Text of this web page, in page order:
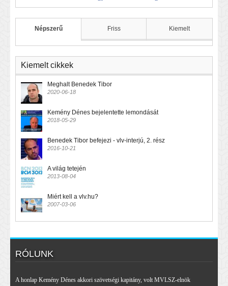
Népszerű Friss Kiemelt
Kiemelt cikkek
Meghalt Benedek Tibor
2020-06-18
Kemény Dénes bejelentette lemondását
2018-05-29
Benedek Tibor befejezi - vlv-interjú, 2. rész
2016-10-21
A világ tetején
2013-08-04
Miért kell a vlv.hu?
2007-03-06
RÓLUNK
A honlap Kemény Dénes akkori szövetségi kapitány, volt MVLSZ-elnök